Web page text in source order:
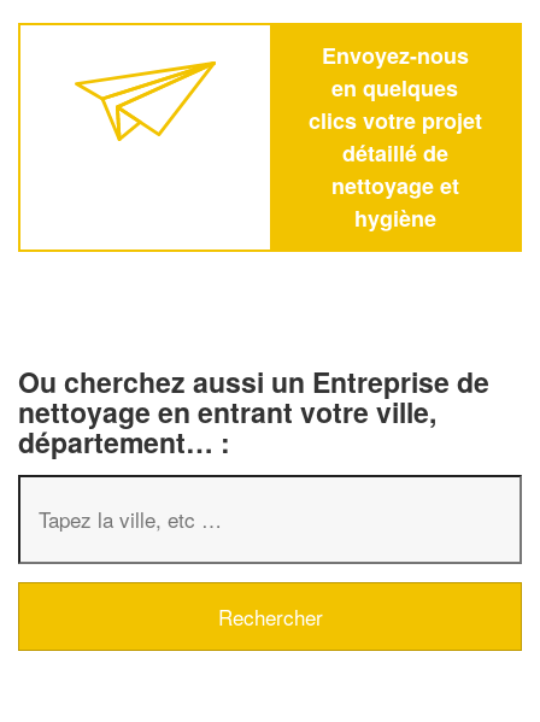
Envoyez-nous
en quelques
clics votre projet
détaillé de
nettoyage et
hygiène
Ou cherchez aussi un Entreprise de
nettoyage en entrant votre ville,
département… :